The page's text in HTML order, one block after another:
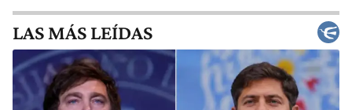
LAS MÁS LEÍDAS